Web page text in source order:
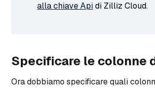
alla chiave Apidi Zilliz Cloud.
Specificare le colonne
Ora dobbiamo specificare quali